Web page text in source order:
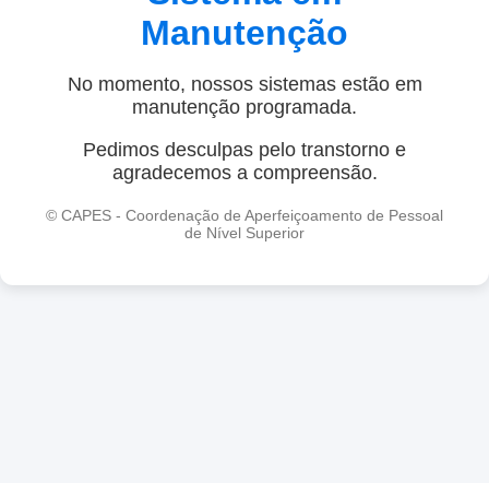
Manutenção
No momento, nossos sistemas estão em
manutenção programada.
Pedimos desculpas pelo transtorno e
agradecemos a compreensão.
© CAPES - Coordenação de Aperfeiçoamento de Pessoal
de Nível Superior